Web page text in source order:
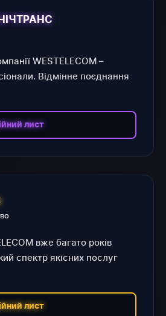
WESTELECOM –
Відмінне поєднання
лист
вже багато років
спектр якісних послуг
лист